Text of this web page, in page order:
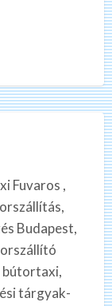
Fuvaros ,
Budapest,
bútortaxi,
tárgyak-